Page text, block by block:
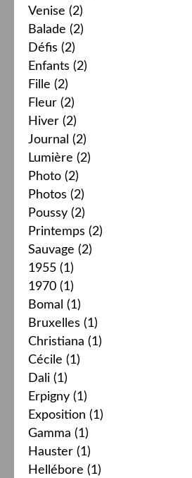
Venise (2)
Balade (2)
Défis (2)
Enfants (2)
Fille (2)
Fleur (2)
Hiver (2)
Journal (2)
Lumière (2)
Photo (2)
Photos (2)
Poussy (2)
Printemps (2)
Sauvage (2)
1955 (1)
1970 (1)
Bomal (1)
Bruxelles (1)
Christiana (1)
Cécile (1)
Dali (1)
Erpigny (1)
Exposition (1)
Gamma (1)
Hauster (1)
Hellébore (1)